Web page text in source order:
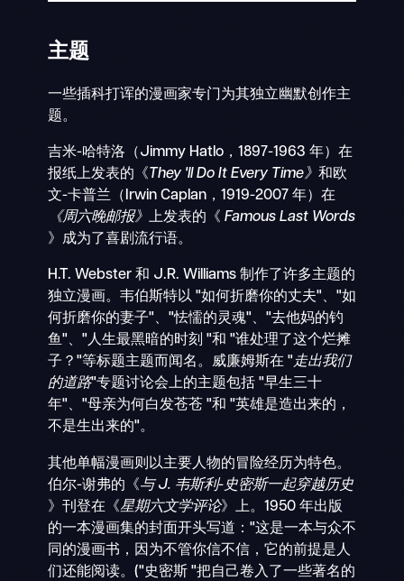
主题
一些插科打诨的漫画家专门为其独立幽默创作主
题。
吉米-哈特洛（Jimmy Hatlo，1897-1963 年）在
报纸上发表的《 They 'll Do It Every Time》 和欧
文-卡普兰（Irwin Caplan，1919-2007 年）在
《周六晚邮报》 上发表的《 Famous Last Words
》成为了喜剧流行语。
H.T. Webster 和 J.R. Williams 制作了许多主题的
独立漫画。韦伯斯特以 "如何折磨你的丈夫"、"如
何折磨你的妻子"、"怯懦的灵魂"、"去他妈的钓
鱼"、"人生最黑暗的时刻 "和 "谁处理了这个烂摊
子？"等标题主题而闻名。威廉姆斯在 "走出我们
的道路"专题讨论会上的主题包括 "早生三十
年"、"母亲为何白发苍苍 "和 "英雄是造出来的，
不是生出来的"。
其他单幅漫画则以主要人物的冒险经历为特色。
伯尔-谢弗的《与 J. 韦斯利-史密斯一起穿越历史
》刊登在《星期六文学评论》上。1950 年出版
的一本漫画集的封面开头写道："这是一本与众不
同的漫画书，因为不管你信不信，它的前提是人
们还能阅读。("史密斯 "把自己卷入了一些著名的